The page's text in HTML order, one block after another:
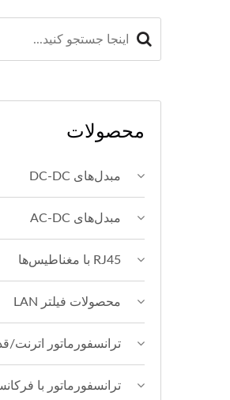
محصولات
مبدل‌های DC-DC
مبدل‌های AC-DC
RJ45 با مغناطیس‌ها
محصولات فیلتر LAN
ترانسفورماتور اترنت/
ترانسفورماتور با